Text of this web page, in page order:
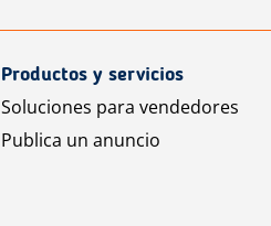
Productos y servicios
Soluciones para vendedores
Publica un anuncio